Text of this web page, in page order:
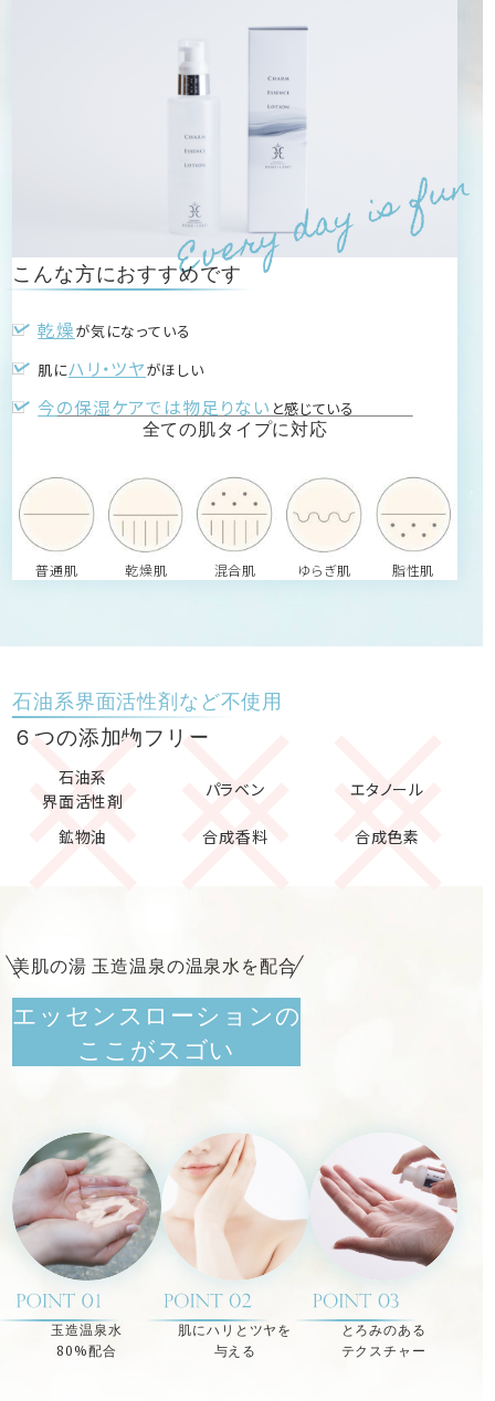
Every day is fun
こんな方におすすめです
乾燥が気になっている
肌にハリ・ツヤがほしい
今の保湿ケアでは物足りない と感じている
全ての肌タイプに対応
普通肌 乾燥肌 混合肌 ゆらぎ肌 脂性肌
石油系界面活性剤など不使用
６つの添加物フリー
石油系
界面活性剤
パラベン エタノール
鉱物油 合成香料 合成色素
美肌の湯 玉造温泉の温泉水を配合
エッセンスローションの
ここがスゴい
玉造温泉水
80%配合
肌にハリとツヤを
与える
とろみのある
テクスチャー